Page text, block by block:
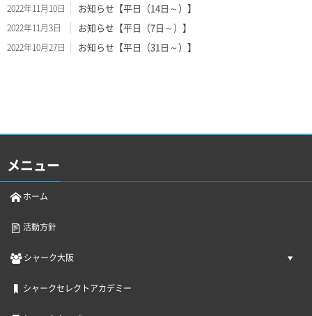
2022年11月10日 お知らせ【平日（14日～）】
2022年11月3日 お知らせ【平日（7日～）】
2022年10月27日 お知らせ【平日（31日～）】
メニュー
ホーム
活動方針
シャーク大阪
シャークセレクトアカデミー